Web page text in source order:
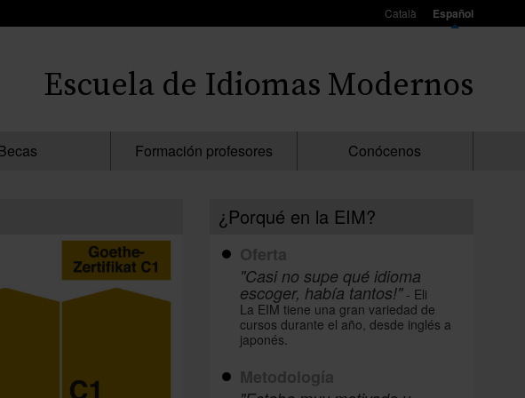
Català Español
Escuela de Idiomas Modernos
Formación profesores Conócenos
¿Porqué en la EIM?
Oferta
"Casi no supe qué idioma
escoger, había tantos!"- Eli
La EIM tiene una gran variedad de
cursos durante el año, desde inglés a
japonés.
Metodología